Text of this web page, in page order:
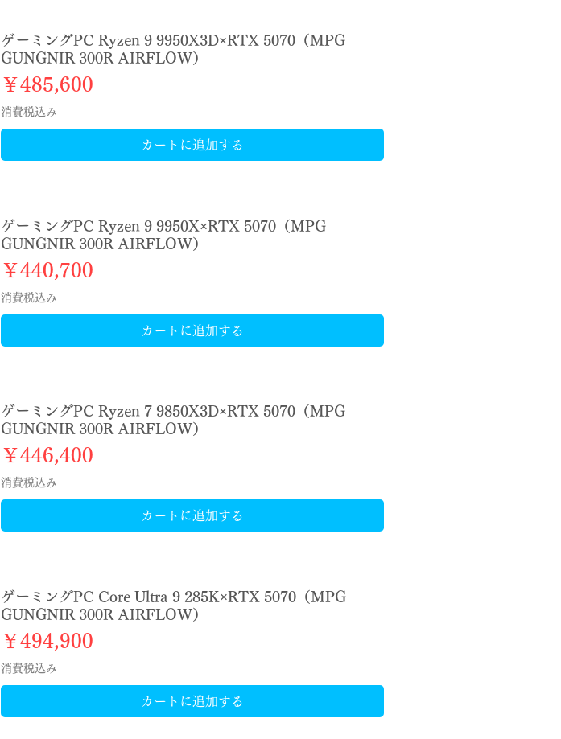
ゲーミングPC Ryzen 9 9950X3D×RTX 5070（MPG
GUNGNIR 300R AIRFLOW）
価格
￥485,600
消費税込み
カートに追加する
ゲーミングPC Ryzen 9 9950X×RTX 5070（MPG
GUNGNIR 300R AIRFLOW）
価格
￥440,700
消費税込み
カートに追加する
ゲーミングPC Ryzen 7 9850X3D×RTX 5070（MPG
GUNGNIR 300R AIRFLOW）
価格
￥446,400
消費税込み
カートに追加する
ゲーミングPC Core Ultra 9 285K×RTX 5070（MPG
GUNGNIR 300R AIRFLOW）
価格
￥494,900
消費税込み
カートに追加する